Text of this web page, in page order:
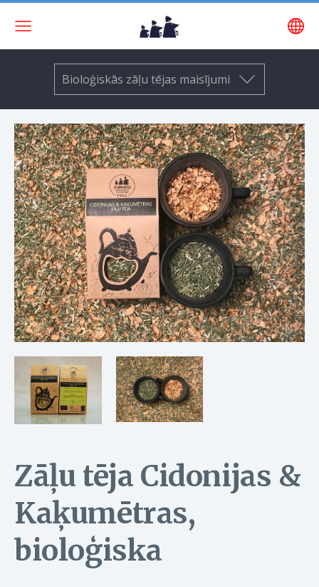
Bioloģiskās zāļu tējas maisījumi
Zāļu tēja Cidonijas &
Kaķumētras,
bioloģiska